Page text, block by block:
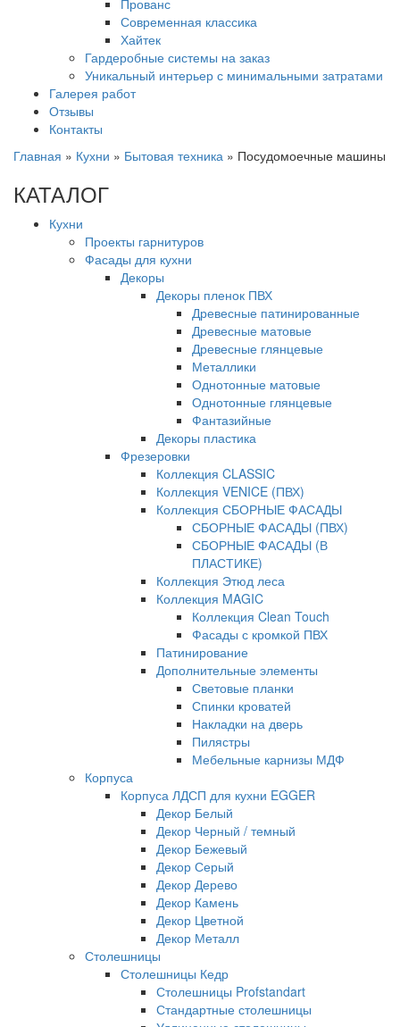
Современная классика
Хайтек
Гардеробные системы на заказ
Уникальный интерьер с минимальными затратами
Галерея работ
Отзывы
Контакты
Главная » Кухни » Бытовая техника » Посудомоечные машины
КАТАЛОГ
Кухни
Проекты гарнитуров
Фасады для кухни
Декоры
Декоры пленок ПВХ
Древесные патинированные
Древесные матовые
Древесные глянцевые
Металлики
Однотонные матовые
Однотонные глянцевые
Фантазийные
Декоры пластика
Фрезеровки
Коллекция CLASSIC
Коллекция VENICE (ПВХ)
Коллекция СБОРНЫЕ ФАСАДЫ
СБОРНЫЕ ФАСАДЫ (ПВХ)
СБОРНЫЕ ФАСАДЫ (В
ПЛАСТИКЕ)
Коллекция Этюд леса
Коллекция MAGIC
Коллекция Clean Touch
Фасады с кромкой ПВХ
Патинирование
Дополнительные элементы
Световые планки
Спинки кроватей
Накладки на дверь
Пилястры
Мебельные карнизы МДФ
Корпуса
Корпуса ЛДСП для кухни EGGER
Декор Белый
Декор Черный / темный
Декор Бежевый
Декор Серый
Декор Дерево
Декор Камень
Декор Цветной
Декор Металл
Столешницы
Столешницы Кедр
Столешницы Profstandart
Стандартные столешницы